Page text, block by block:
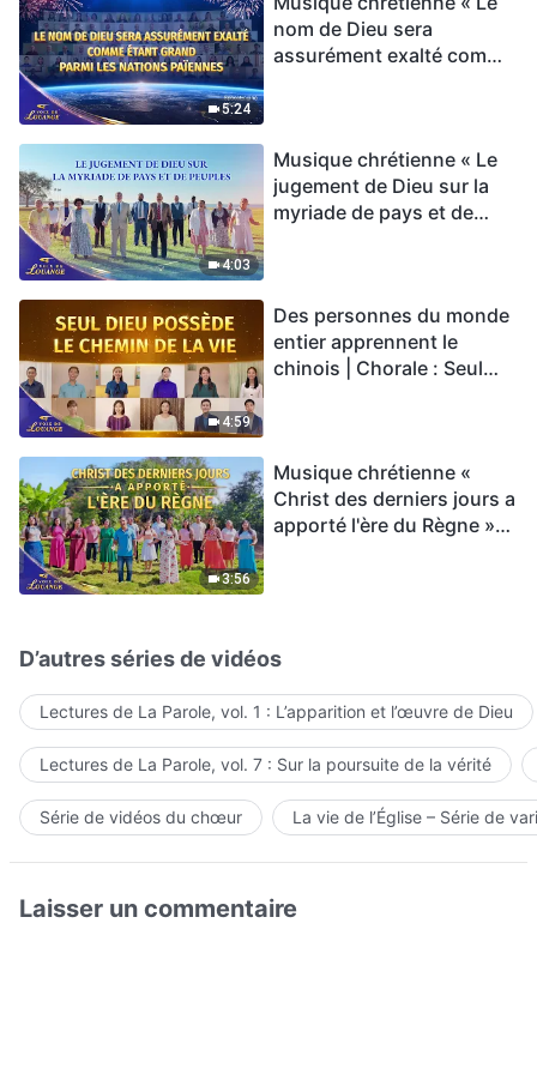
5:24
nom de Dieu sera
assurément exalté comme
2026
4:03
Musique chrétienne « Le
jugement de Dieu sur la
myriade de pays et de
4:59
Des personnes du monde
entier apprennent le
chinois | Chorale : Seul
3:56
Musique chrétienne «
Christ des derniers jours a
apporté l'ère du Règne »
D’autres séries de vidéos
Lectures de La Parole, vol. 1 : L’apparition et l’œuvre de Dieu
Lectures de La Parole, vol. 7 : Sur la poursuite de la vérité
Série de vidéos du chœur La vie de l’Église – Série de
Laisser un commentaire